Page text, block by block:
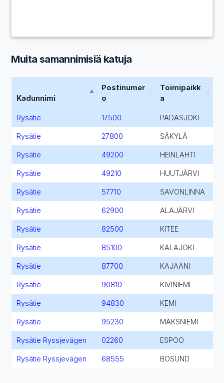
Muita samannimisiä katuja
Kadunnimi
Postinumer
o
Toimipaikk
a
Rysätie 17500 PADASJOKI
Rysätie 27800 SÄKYLÄ
Rysätie 49200 HEINLAHTI
Rysätie 49210 HUUTJÄRVI
Rysätie 57710 SAVONLINNA
Rysätie 62900 ALAJÄRVI
Rysätie 82500 KITEE
Rysätie 85100 KALAJOKI
Rysätie 87700 KAJAANI
Rysätie 90810 KIVINIEMI
Rysätie 94830 KEMI
Rysätie 95230 MAKSNIEMI
Rysätie Ryssjevägen 02260 ESPOO
Rysätie Ryssjevägen 68555 BOSUND